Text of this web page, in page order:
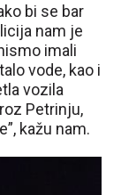
bi se bar
nam je
imali
vode, kao i
vozila
Petrinju,
kažu nam.